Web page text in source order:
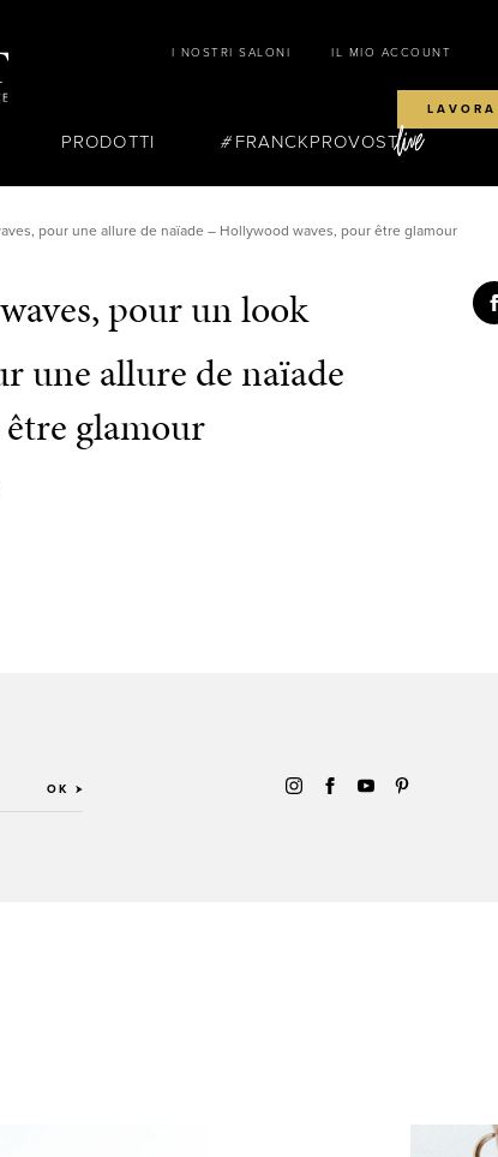
I NOSTRI SALONI IL MIO ACCOUNT
PRODOTTI FRANCKPROVOST
pour une allure de naïade – Hollywood waves, pour être glamour
pour un look
une allure de naïade
glamour
OK